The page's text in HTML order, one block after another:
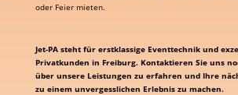
oder Feier mieten.
Jet-PA steht für erstklassige Eventtechnik und
Privatkunden in Freiburg. Kontaktieren Sie uns
über unsere Leistungen zu erfahren und Ihre
zu einem unvergesslichen Erlebnis zu machen.